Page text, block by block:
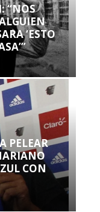
“NOS
‘ESTO
PELEAR
CON